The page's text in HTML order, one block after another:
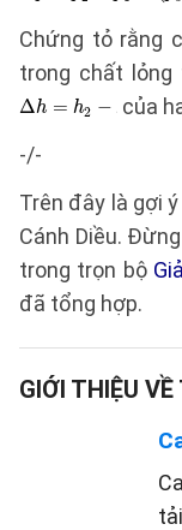
Chứng tỏ rằng
trong chất
của
-/-
Trên đây là gợi
Cánh Diều.
trong trọn bộ
đã tổng hợp.
GIỚI THIỆU